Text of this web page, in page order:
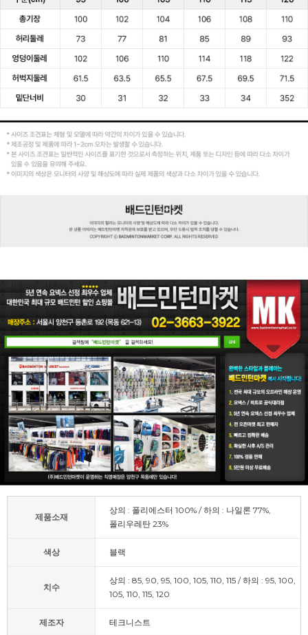
제품소재
상의 : 폴리에스터 100% / 하의 : 나일론 77%,
폴리우레탄 23%
색상 블랙
치수
상의 : 85, 90, 95, 100, 105, 110, 115 / 하의 : 95, 100,
105, 110, 115, 120
제조자 테크니스트